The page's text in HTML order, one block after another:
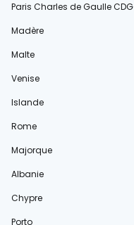
Paris Charles de Gaulle CDG
Madère
Malte
Venise
Islande
Rome
Majorque
Albanie
Chypre
Porto